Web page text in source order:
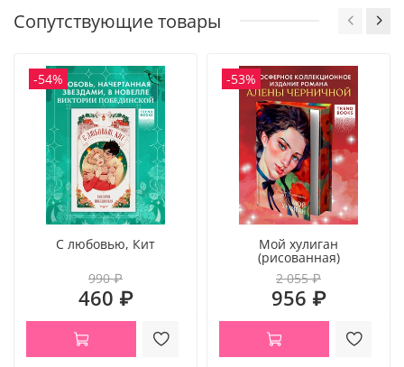
Сопутствующие товары
-54%
С любовью, Кит
990 ₽
460 ₽
-53%
Мой хулиган
(рисованная)
2 055 ₽
956 ₽